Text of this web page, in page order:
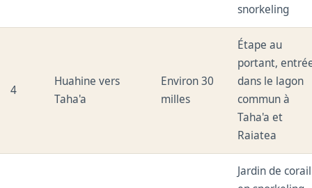
snorkeling
4
Huahine vers
Taha'a
Environ 30
milles
Étape au
portant,
dans le lagon
commun à
Taha'a et
Raiatea
Jardin de corail